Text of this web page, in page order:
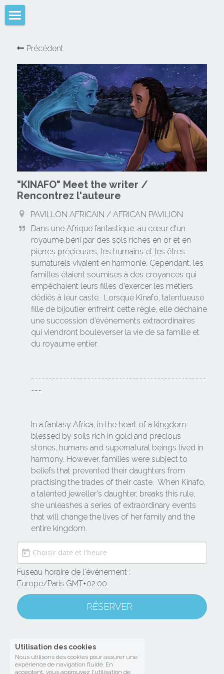
Menu
Appels / Calls
WeFilmGood
Rechercher
Précédent
"KINAFO" Meet the writer /
Rencontrez l'auteure
PAVILLON AFRICAIN / AFRICAN PAVILION
Dans une Afrique fantastique, au cœur d'un
royaume béni par des sols riches en or et en
pierres précieuses, les humains et les êtres
surnaturels vivaient en harmonie. Cependant, les
familles étaient soumises à des croyances qui
empêchaient leurs filles d’exercer les métiers
dédiés à leur caste.  Lorsque Kinafo, talentueuse
fille de bijoutier enfreint cette règle, elle déchaine
une succession d’évènements extraordinaires
qui viendront bouleverser la vie de sa famille et
du royaume entier.
--------------------------------------------------
---
In a fantasy Africa, in the heart of a kingdom
blessed by soils rich in gold and precious
stones, humans and supernatural beings lived in
harmony. However, families were subject to
beliefs that prevented their daughters from
practising the trades of their caste.  When Kinafo,
a talented jeweller's daughter, breaks this rule,
she unleashes a series of extraordinary events
that will change the lives of her family and the
entire kingdom.
Fuseau horaire de l'événement :
Europe/Paris GMT+02:00
RÉSERVER
Toutes les catégories
Utilisation des cookies
Nous utilisons des cookies pour assurer une
expérience de navigation fluide. En
acceptant, vous approuvez l'utilisation de